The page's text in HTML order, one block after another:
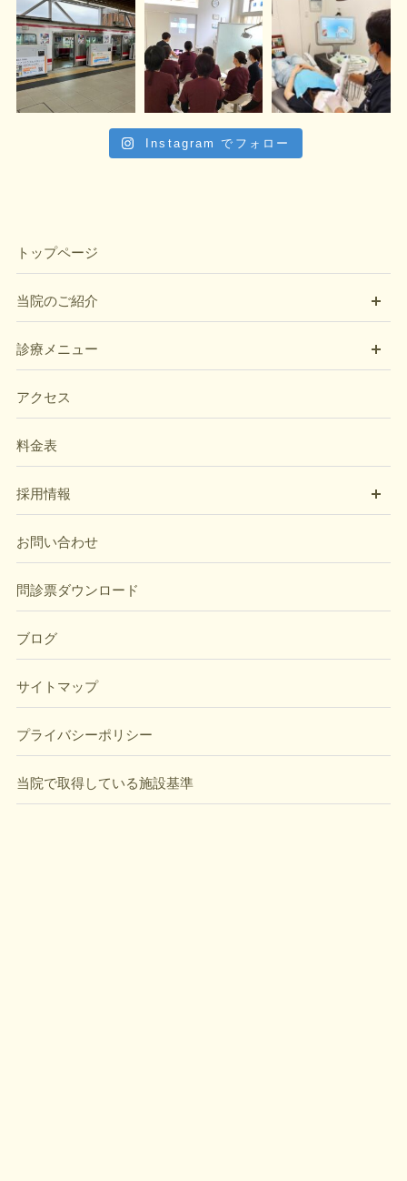
Instagram でフォロー
トップページ
当院のご紹介
診療メニュー
アクセス
料金表
採用情報
お問い合わせ
問診票ダウンロード
ブログ
サイトマップ
プライバシーポリシー
当院で取得している施設基準